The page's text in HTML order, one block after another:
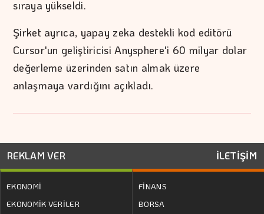
sıraya yükseldi.
Şirket ayrıca, yapay zeka destekli kod editörü
Cursor'un geliştiricisi Anysphere'i 60 milyar dolar
değerleme üzerinden satın almak üzere
anlaşmaya vardığını açıkladı.
REKLAM VER İLETİŞİM
EKONOMİ
EKONOMİK VERİLER
FİNANS
BORSA